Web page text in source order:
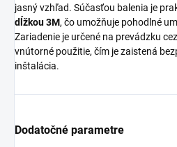
jasný vzhľad. Súčasťou balenia je
dĺžkou 3M, čo umožňuje pohodlné
Zariadenie je určené na prevádzku
vnútorné použitie, čím je zaistená
inštalácia.
Dodatočné parametre